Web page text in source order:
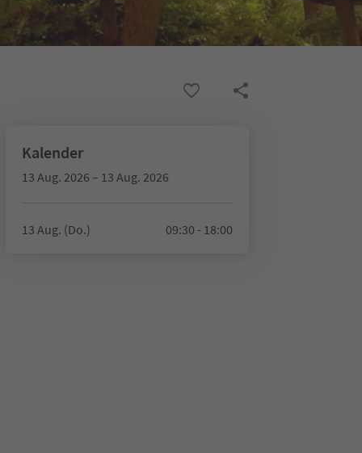
Kalender
13 Aug. 2026 – 13 Aug. 2026
13 Aug. (Do.) 09:30 - 18:00